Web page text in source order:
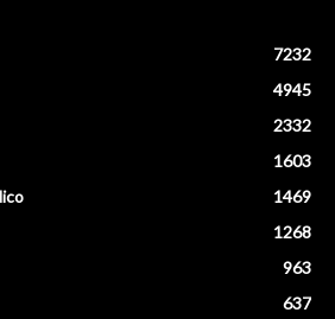
7232
4945
2332
1603
1469
1268
963
637